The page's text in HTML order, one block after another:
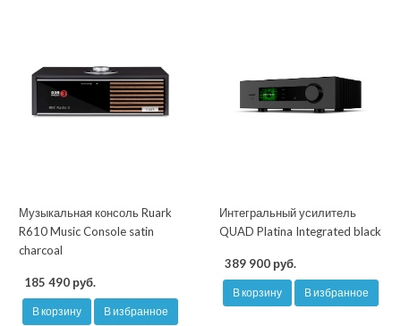
Музыкальная консоль Ruark
R610 Music Console satin
charcoal
185 490 руб.
В корзину В избранное
Интегральный усилитель
QUAD Platina Integrated black
389 900 руб.
В корзину В избранное